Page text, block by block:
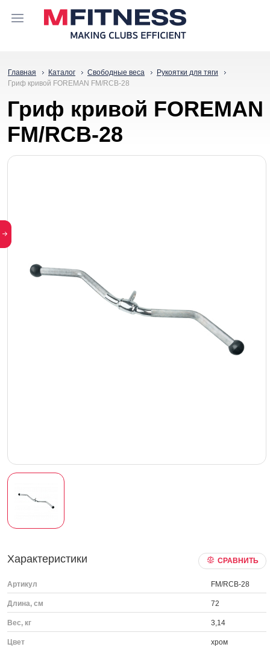
Главная Каталог Свободные веса
Рукоятки для тяги
Гриф кривой FOREMAN FM/RCB-28
Гриф кривой FOREMAN
FM/RCB-28
Характеристики СРАВНИТЬ
Артикул FM/RCB-28
Длина, см 72
Вес, кг 3,14
Цвет хром